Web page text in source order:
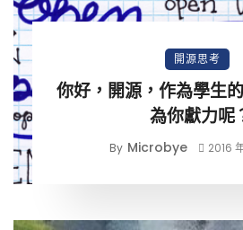
開源思考
你好，開源，作為學生
為你獻力呢
By Microbye 2016